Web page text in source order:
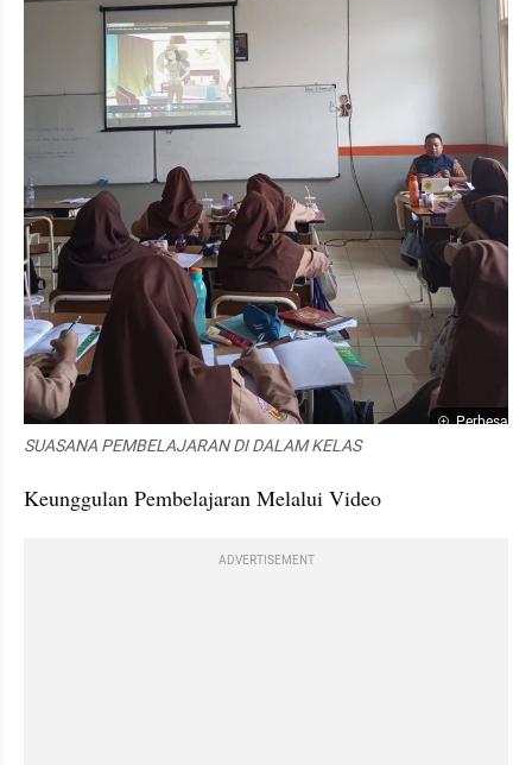
Perbesar
SUASANA PEMBELAJARAN DI DALAM KELAS
Keunggulan Pembelajaran Melalui Video
ADVERTISEMENT